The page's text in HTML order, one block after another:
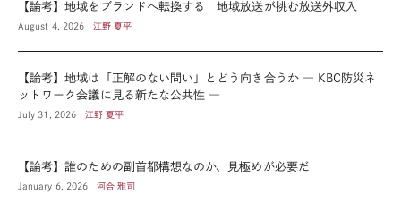
【論考】地域をブランドへ転換する 地域放送が挑む放送外収入
August 4, 2026 江野 夏平
【論考】地域は「正解のない問い」とどう向き合うか ― KBC防災ネ
ットワーク会議に見る新たな公共性 ―
July 31, 2026 江野 夏平
【論考】誰のための副首都構想なのか、見極めが必要だ
January 6, 2026 河合 雅司